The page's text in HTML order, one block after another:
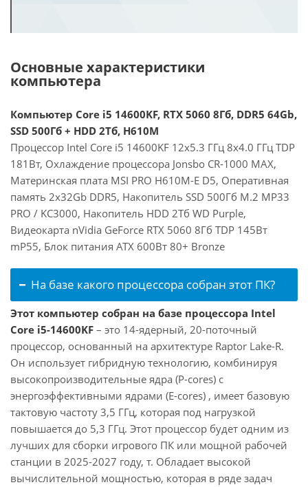
Основные характеристики
компьютера
Компьютер Core i5 14600KF, RTX 5060 8Гб, DDR5 64Gb,
SSD 500Гб + HDD 2Тб, H610M
Процессор Intel Core i5 14600KF 12x5.3 ГГц 8x4.0 ГГц TDP
181Вт, Охлаждение процессора Jonsbo CR-1000 MAX,
Материнская плата MSI PRO H610M-E D5, Оперативная
память 2x32Gb DDR5, Накопитель SSD 500Гб M.2 MP33
PRO / KC3000, Накопитель HDD 2Тб WD Purple,
Видеокарта nVidia GeForce RTX 5060 8Гб TDP 145Вт
mP55, Блок питания ATX 600Вт 80+ Bronze
На базе какого процессора собран этот ПК?
Этот компьютер собран на базе процессора Intel
Core i5-14600KF – это 14-ядерный, 20-поточный
процессор, основанный на архитектуре Raptor Lake-R.
Он использует гибридную технологию, комбинируя
высокопроизводительные ядра (P-cores) с
энергоэффективными ядрами (E-cores) , имеет базовую
тактовую частоту 3,5 ГГц, которая под нагрузкой
повышается до 5,3 ГГц. Этот процессор будет одним из
лучших для сборки игрового ПК или мощной рабочей
станции в 2025-2027 году, т. Обладает высокой
вычислительной мощностью, которая в ряде задач